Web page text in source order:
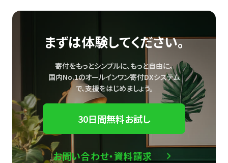
まずは体験してください。
寄付をもっとシンプルに、もっと自由に。
国内No.1のオールインワン寄付DXシステム
で、支援をはじめましょう。
30日間無料お試し
お問い合わせ・資料請求